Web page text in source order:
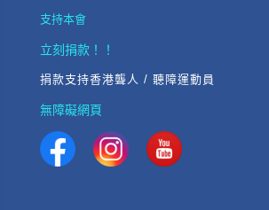
支持本會
立刻捐款！！
捐款支持香港聾人 / 聽障運動員
無障礙網頁